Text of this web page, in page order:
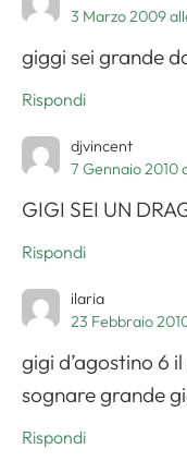
3 Marzo 2009
giggi sei grande
Rispondi
djvincent
7 Gennaio 2010
GIGI SEI UN
Rispondi
ilaria
23 Febbraio
gigi d’agostino 6
sognare grande
Rispondi